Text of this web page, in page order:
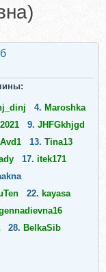
4. Maroshka
9. JHFGkhjgd
13. Tina13
17. itek171
22. kayasa
28. BelkaSib